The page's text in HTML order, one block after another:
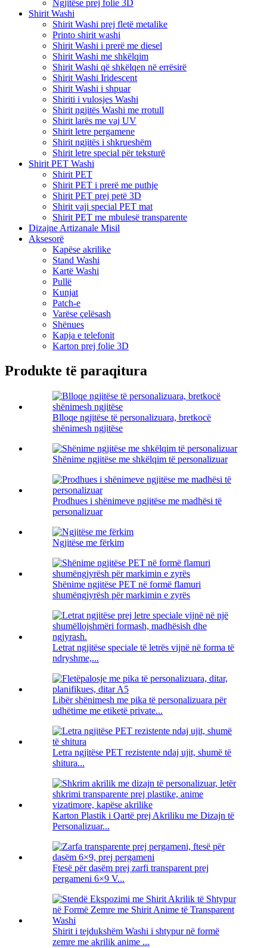
Ngjitëse prej folie 3D
Shirit Washi
Shirit Washi prej fletë metalike
Printo shirit washi
Shirit Washi i prerë me diesel
Shirit Washi me shkëlqim
Shirit Washi që shkëlqen në errësirë
Shirit Washi Iridescent
Shirit Washi i shpuar
Shiriti i vulosjes Washi
Shirit ngjitës Washi me rrotull
Shirit larës me vaj UV
Shirit letre pergamene
Shirit ngjitës i shkrueshëm
Shirit letre special për teksturë
Shirit PET Washi
Shirit PET
Shirit PET i prerë me puthje
Shirit PET prej petë 3D
Shirit vaji special PET mat
Shirit PET me mbulesë transparente
Dizajne Artizanale Misil
Aksesorë
Kapëse akrilike
Stand Washi
Kartë Washi
Pullë
Kunjat
Patch-e
Varëse çelësash
Shënues
Kapja e telefonit
Karton prej folie 3D
Produkte të paraqitura
Blloqe ngjitëse të personalizuara, bretkocë
shënimesh ngjitëse
Shënime ngjitëse me shkëlqim të personalizuar
Prodhues i shënimeve ngjitëse me madhësi të
personalizuar
Ngjitëse me fërkim
Shënime ngjitëse PET në formë flamuri
shumëngjyrësh për markimin e zyrës
Letrat ngjitëse speciale të letrës vijnë në forma të
ndryshme,...
Libër shënimesh me pika të personalizuara për
udhëtime me etiketë private...
Letra ngjitëse PET rezistente ndaj ujit, shumë të
shitura...
Karton Plastik i Qartë prej Akriliku me Dizajn të
Personalizuar...
Ftesë për dasëm prej zarfi transparent prej
pergameni 6×9 V...
Shirit i tejdukshëm Washi i shtypur në formë
zemre me akrilik anime ...